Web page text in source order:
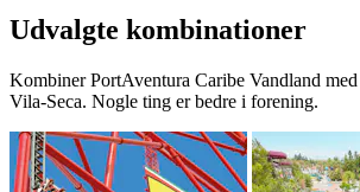
Udvalgte kombinationer
Kombiner PortAventura Caribe Vandland
Vila-Seca. Nogle ting er bedre i forening.